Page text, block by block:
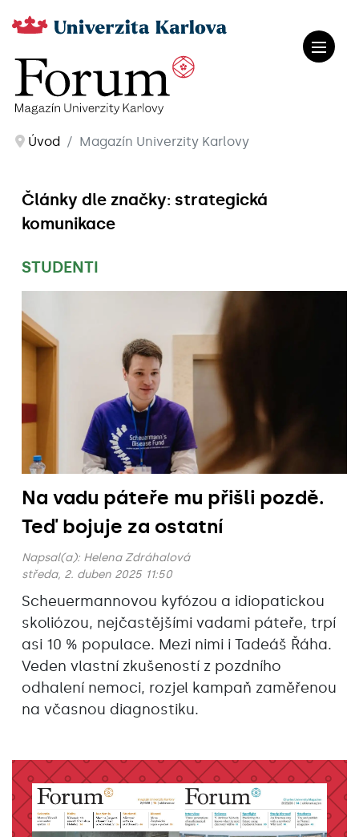
Úvod Magazín Univerzity Karlovy
Články dle značky: strategická
komunikace
STUDENTI
Na vadu páteře mu přišli pozdě.
Teď bojuje za ostatní
Napsal(a): Helena Zdráhalová
středa, 2. duben 2025 11:50
Scheuermannovou kyfózou a idiopatickou
skoliózou, nejčastějšími vadami páteře, trpí
asi 10 % populace. Mezi nimi i Tadeáš Řáha.
Veden vlastní zkušeností z pozdního
odhalení nemoci, rozjel kampaň zaměřenou
na včasnou diagnostiku.